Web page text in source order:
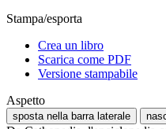
Stampa/esporta
Crea un libro
Scarica come PDF
Versione stampabile
Aspetto
sposta nella barra laterale